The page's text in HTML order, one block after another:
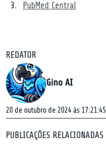
PubMed Central
REDATOR
Gino AI
20 de outubro de 2024 às 17:21:45
PUBLICAÇÕES RELACIONADAS